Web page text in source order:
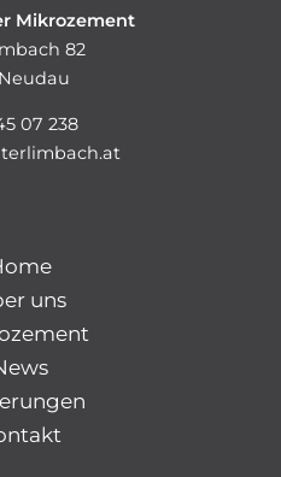
Mikrozement
82
07 238
uns